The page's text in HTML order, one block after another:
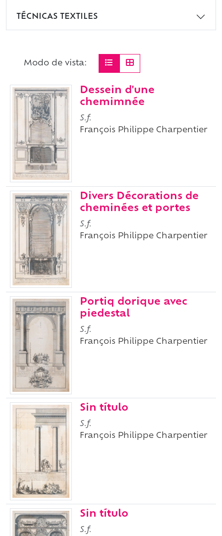
TÉCNICAS TEXTILES
Modo de vista:
Dessein d'une
chemimnée
S.f.
François Philippe Charpentier
Divers Décorations de
cheminées et portes
S.f.
François Philippe Charpentier
Portiq dorique avec
piedestal
S.f.
François Philippe Charpentier
Sin título
S.f.
François Philippe Charpentier
Sin título
S.f.